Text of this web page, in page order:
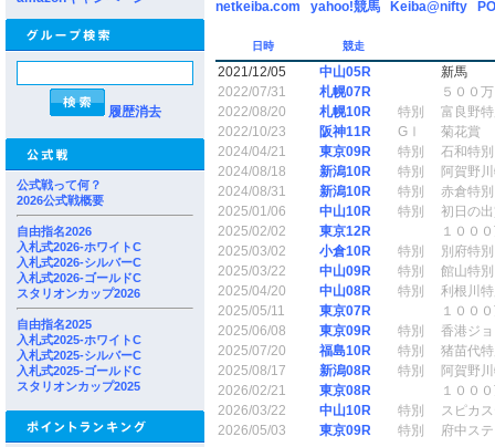
履歴消去
公式戦って何？
2026公式戦概要
自由指名2026
入札式2026-ホワイトC
入札式2026-シルバーC
入札式2026-ゴールドC
スタリオンカップ2026
自由指名2025
入札式2025-ホワイトC
入札式2025-シルバーC
入札式2025-ゴールドC
スタリオンカップ2025
netkeiba.com yahoo!競馬 Keiba@nifty
日時 競走
2021/12/05 中山05R
新馬
2022/07/31
札幌07R
５００
2022/08/20
札幌10R 特別
富良野
2022/10/23
阪神11R GⅠ
菊花賞
2024/04/21
東京09R 特別
石和特別
2024/08/18
新潟10R 特別
阿賀野
2024/08/31
新潟10R 特別
赤倉特別
2025/01/06
中山10R 特別
初日の
2025/02/02
東京12R
１００
2025/03/02
小倉10R 特別
別府特別
2025/03/22
中山09R 特別
館山特別
2025/04/20
中山08R 特別
利根川
2025/05/11
東京07R
１００
2025/06/08
東京09R 特別
香港ジ
2025/07/20
福島10R 特別
猪苗代
2025/08/17
新潟08R 特別
阿賀野
2026/02/21
東京08R
１００
2026/03/22
中山10R 特別
スピカ
2026/05/03
東京09R 特別
府中ス